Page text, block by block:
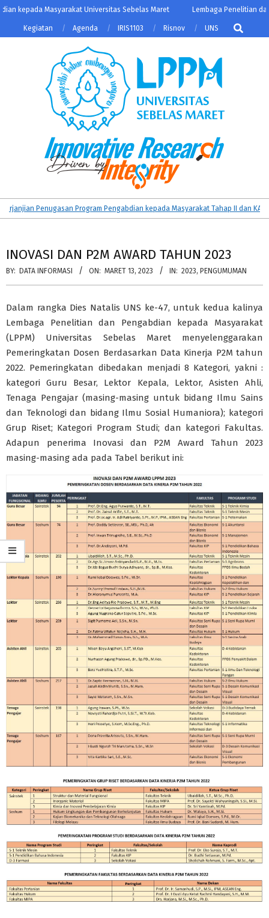
Skip
content
kepada Masyarakat Universitas Sebelas Maret Lembaga Penelitian dan
Kegiatan Agenda IRIS1103 Risnov UNS
Search
LPPM
UNS
Primary
Navigation
Penugasan Program Pengabdian kepada Masyarakat Tahap II dan
INOVASI DAN P2M AWARD TAHUN 2023
BY: DATA INFORMASI ON: MARET 13, 2023 IN: 2023, PENGUMUMAN
Dalam rangka Dies Natalis UNS ke-47, untuk kedua kalinya
Lembaga Penelitian dan Pengabdian kepada Masyarakat
(LPPM) Universitas Sebelas Maret menyelenggarakan
Pemeringkatan Dosen Berdasarkan Data Kinerja P2M tahun
2022. Pemeringkatan dibedakan menjadi 8 Kategori, yakni :
kategori Guru Besar, Lektor Kepala, Lektor, Asisten Ahli,
Tenaga Pengajar (masing-masing untuk bidang Ilmu Sains
dan Teknologi dan bidang Ilmu Sosial Humaniora); kategori
Grup Riset; Kategori Program Studi; dan kategori Fakultas.
Adapun penerima Inovasi dan P2M Award Tahun 2023
masing-masing ada pada Tabel berikut ini: